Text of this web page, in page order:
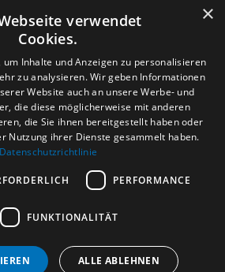
×
verwendet
Cookies.
um Inhalte und Anzeigen zu personalisieren
zu analysieren. Wir geben Informationen
Website auch an unsere Werbe- und
die diese möglicherweise mit anderen
die Sie ihnen bereitgestellt haben oder
Nutzung ihrer Dienste gesammelt haben.
Datenschutzrichtlinie
PERFORMANCE
FUNKTIONALITÄT
ALLE ABLEHNEN